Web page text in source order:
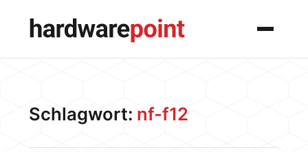
Menü
Schlagwort: nf-f12